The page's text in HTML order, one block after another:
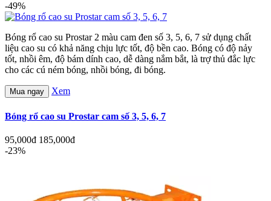
-49%
Bóng rổ cao su Prostar 2 màu cam đen số 3, 5, 6, 7 sử dụng chất
liệu cao su có khả năng chịu lực tốt, độ bền cao. Bóng có độ nảy
tốt, nhồi êm, độ bám dính cao, dễ dàng nắm bắt, là trợ thủ đắc lực
cho các cú ném bóng, nhồi bóng, đi bóng.
Mua ngay Xem
Bóng rổ cao su Prostar cam số 3, 5, 6, 7
95,000đ 185,000đ
-23%